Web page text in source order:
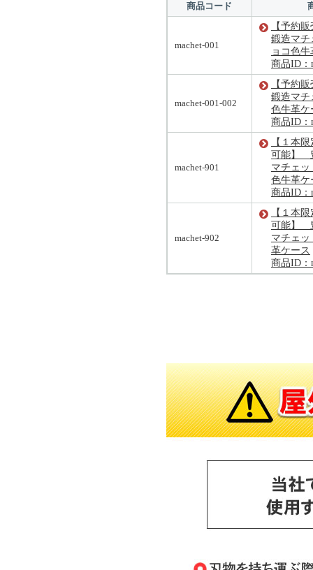
商品コード
machet-001
【予約
鍛造マ
ョコ色
商品ID：
machet-001-002
【予約
鍛造マ
色牛革ケ
商品ID：
machet-901
【１本
可能】
マチェ
色牛革ケ
商品ID：
machet-902
【１本
可能】
マチェ
革ケース
商品ID：